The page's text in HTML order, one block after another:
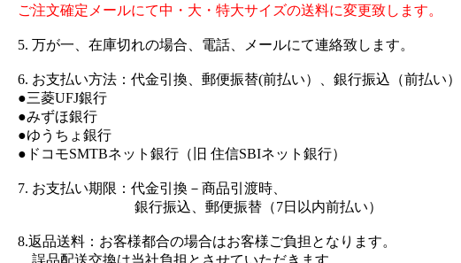
ご注文確定メールにて中・大・特大サイズの送料に変更致します。
5. 万が一、在庫切れの場合、電話、メールにて連絡致します。
6. お支払い方法：代金引換、郵便振替(前払い）、銀行振込（前払い）
●三菱UFJ銀行
●みずほ銀行
●ゆうちょ銀行
●ドコモSMTBネット銀行（旧 住信SBIネット銀行）
7. お支払い期限：代金引換－商品引渡時、
銀行振込、郵便振替（7日以内前払い）
8.返品送料：お客様都合の場合はお客様ご負担となります。
誤品配送交換は当社負担とさせていただきます。